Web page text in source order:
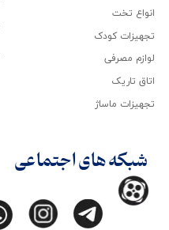
انواع تخت
تجهیزات کودک
لوازم مصرفی
اتاق تاریک
تجهیزات ماساژ
شبکه های اجتماعی